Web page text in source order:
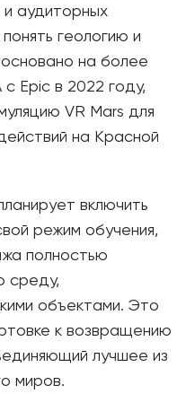
и аудиторных
геологию и
на более
Epic в 2022 году,
VR Mars для
на Красной
включить
режим обучения,
полностью
среду,
объектами. Это
к возвращению
лучшее из
миров.